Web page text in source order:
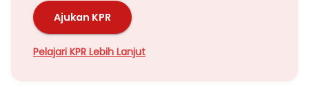
Ajukan KPR
Pelajari KPR Lebih Lanjut